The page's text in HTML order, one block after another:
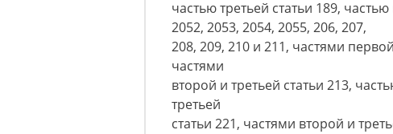
частью третьей статьи 189,
2052, 2053, 2054, 2055, 206, 207,
208, 209, 210 и 211, частями
частями
второй и третьей статьи 213,
третьей
статьи 221, частями второй и